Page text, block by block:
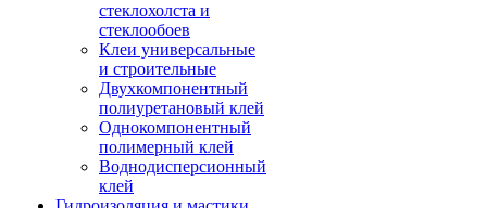
стеклохолста и
стеклообоев
Клеи универсальные
и строительные
Двухкомпонентный
полиуретановый клей
Однокомпонентный
полимерный клей
Воднодисперсионный
клей